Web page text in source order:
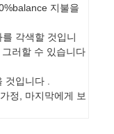
지불을
각색할 것입니
러할 수 있습니다
입니다 .
정, 마지막에게 보